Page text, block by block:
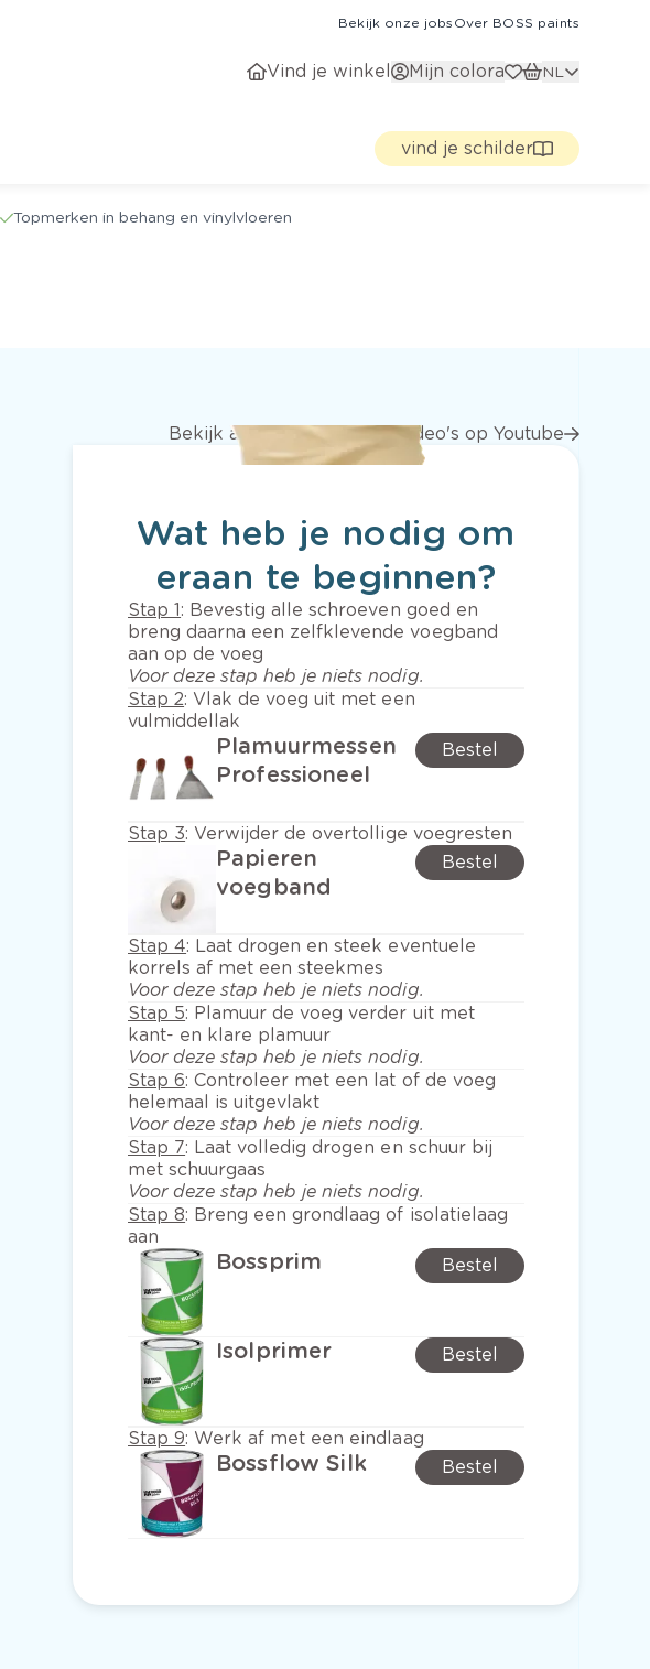
Bekijk onze jobs Over BOSS paints
Vind je winkel Mijn colora NL
vind je schilder
Topmerken in behang en vinylvloeren
Bekijk alle stap voor stap video's op Youtube
Wat heb je nodig om
eraan te beginnen?
Stap 1 : Bevestig alle schroeven goed en
breng daarna een zelfklevende voegband
aan op de voeg
Voor deze stap heb je niets nodig.
Stap 2: Vlak de voeg uit met een
vulmiddellak
Plamuurmessen
Professioneel
Bestel
Stap 3: Verwijder de overtollige voegresten
Papieren
voegband
Bestel
Stap 4: Laat drogen en steek eventuele
korrels af met een steekmes
Voor deze stap heb je niets nodig.
Stap 5: Plamuur de voeg verder uit met
kant- en klare plamuur
Voor deze stap heb je niets nodig.
Stap 6:Controleer met een lat of de voeg
helemaal is uitgevlakt
Voor deze stap heb je niets nodig.
Stap 7: Laat volledig drogen en schuur bij
met schuurgaas
Voor deze stap heb je niets nodig.
Stap 8: Breng een grondlaag of isolatielaag
aan
Bossprim Bestel
Isolprimer Bestel
Stap 9: Werk af met een eindlaag
Bossflow Silk Bestel